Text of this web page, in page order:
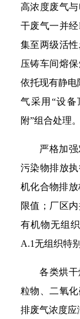
高浓度废气
干废气一并
集至两级活
压铸车间熔
依托现有静电
气采用“设备
附”组合处理。
严格加
污染物排放
机化合物排放
限值；厂区
有机物无组
A.1无组织特
各类烘
粒物、二氧
排废气浓度应